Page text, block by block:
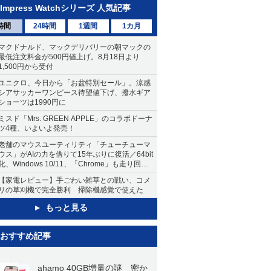
Impress Watchシリーズ 人気記事
間 24時間 1週間 1カ月
クドナルド、マックデリバリーの朝マックの
低注文料金が500円値上げ。8月18日より
円から受付
ニクロ、今日から「お盆特別セール」。涼感
アサッカーワンピース待望値下げ、撥水ギア
ョーツは1990円に
スド「Mrs. GREEN APPLE」のコラボドーナ
4種、いよいよ発売！
舗のマウスユーティリティ「チューチューマ
ス」がAIの力を借りて15年ぶりに復活／64bit
、Windows 10/11、「Chrome」も走り回
。復活記念で2026年末まで500円
家電レビュー】手ごわい雑草との戦い、コメ
の草刈機で完全勝利 掃除機感覚で使えた
もっと見る
おすすめ記事
ahamo 40GB増量の謎 密か